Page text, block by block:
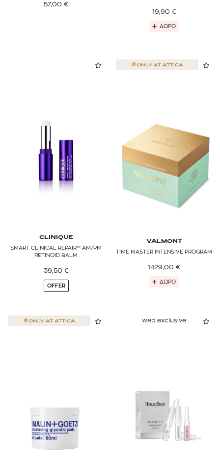
57,00 €
19,90 €
ΔΩΡΟ
CLINIQUE
SMART CLINICAL REPAIR™ AM/PM
RETINOID BALM
39,50 €
OFFER
ONLY AT ATTICA
VALMONT
TIME MASTER INTENSIVE PROGRAM
1429,00 €
ΔΩΡΟ
ONLY AT ATTICA web exclusive